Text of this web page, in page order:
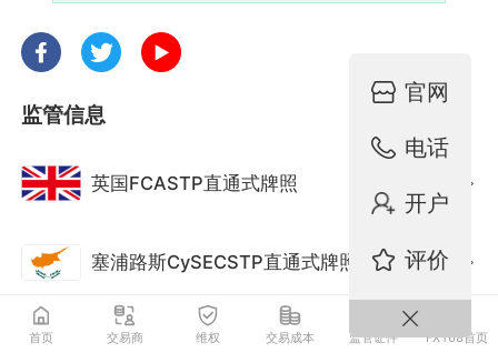
监管信息
英国FCASTP直通式牌照
塞浦路斯CySECSTP直通式牌照 监管中
官网
电话
开户
评价
首页 交易商 维权 交易成本 监管证件 FX168首页